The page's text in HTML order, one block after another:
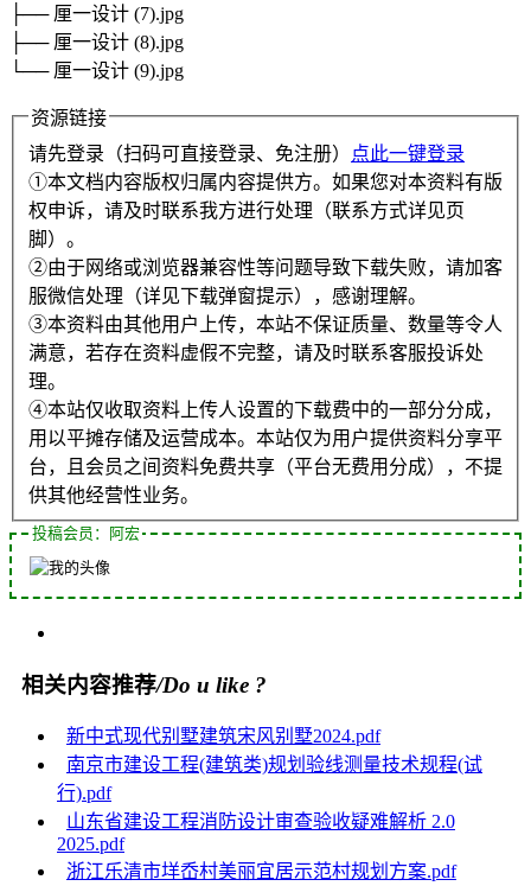
├── 厘一设计 (7).jpg
├── 厘一设计 (8).jpg
└── 厘一设计 (9).jpg
资源链接
请先登录（扫码可直接登录、免注册）
点此一键登录
①本文档内容版权归属内容提供方。如果您对本资料有版
权申诉，请及时联系我方进行处理（联系方式详见页
脚）。
②由于网络或浏览器兼容性等问题导致下载失败，请加客
服微信处理（详见下载弹窗提示），感谢理解。
③本资料由其他用户上传，本站不保证质量、数量等令人
满意，若存在资料虚假不完整，请及时联系客服投诉处
理。
④本站仅收取资料上传人设置的下载费中的一部分分成，
用以平摊存储及运营成本。本站仅为用户提供资料分享平
台，且会员之间资料免费共享（平台无费用分成），不提
供其他经营性业务。
投稿会员：阿宏
相关内容推荐/Do u like ?
新中式现代别墅建筑宋风别墅2024.pdf
南京市建设工程(建筑类)规划验线测量技术规程(试
行).pdf
山东省建设工程消防设计审查验收疑难解析 2.0
2025.pdf
浙江乐清市垟岙村美丽宜居示范村规划方案.pdf